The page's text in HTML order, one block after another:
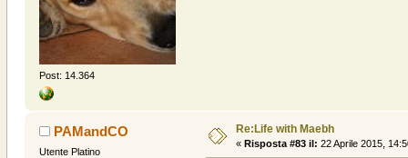
Post: 14.364
PAMandCO
Utente Platino
Re:Life with Maebh
« Risposta #83 il: 22 Aprile 2015,